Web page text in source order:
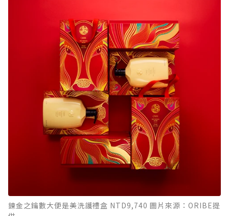
鍊金之鑰數大便是美洗護禮盒 NTD9,740 圖片來源：ORIBE提